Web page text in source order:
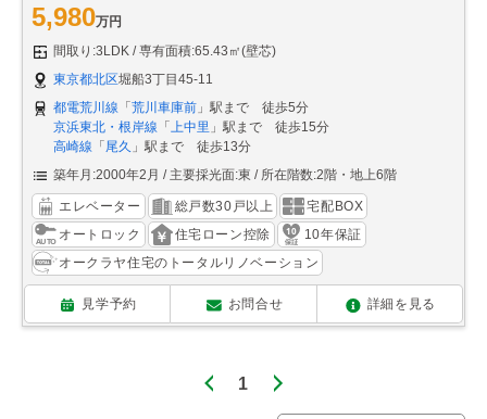
5,980万円
間取り:3LDK
専有面積:65.43㎡(壁芯)
東京都北区堀船3丁目45-11
都電荒川線 「荒川車庫前 」駅まで 徒歩5分
京浜東北・根岸線 「 上中里 」駅まで 徒歩15分
高崎線 「尾久 」駅まで 徒歩13分
築年月:2000年2月
主要採光面:東 所在階数:2階・地上6階
エレベーター 総戸数30戸以上
宅配BOX
オートロック
住宅ローン控除
10年保証
オークラヤ住宅のトータルリノベーション
見学予約 お問合せ 詳細を見る
1